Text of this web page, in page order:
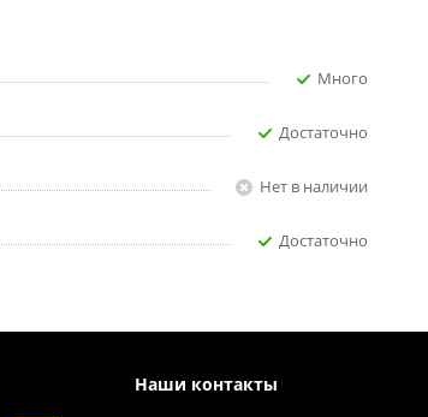
Много
Достаточно
Нет в наличии
Достаточно
Наши контакты